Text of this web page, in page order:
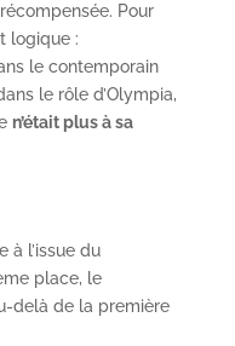
Pour
logique :
le contemporain
le rôle d’Olympia,
n’était plus à sa
à l’issue du
place, le
delà de la première